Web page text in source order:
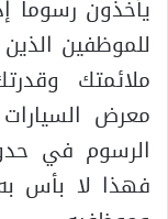
يأخذون رسوما
للموظفين
ملائمتك
معرض
فهذا لا بأس